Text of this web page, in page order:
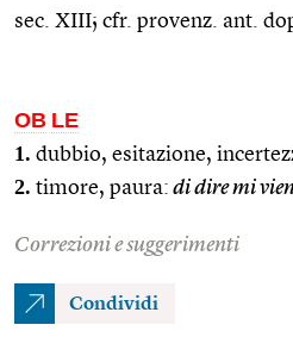
sec. XIII; cfr. provenz. ant.
OB LE
1. dubbio, esitazione,
2. timore, paura: di dire mi
Correzioni e suggerimenti
Condividi